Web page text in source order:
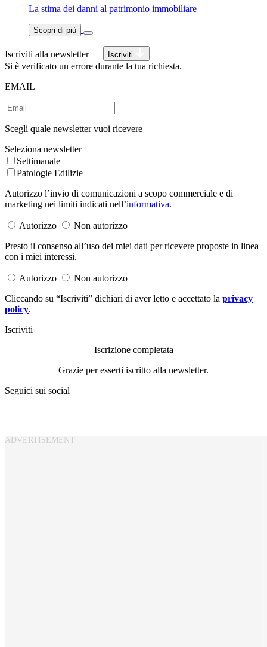
La stima dei danni al patrimonio immobiliare
Scopri di più
Iscriviti alla newsletter Iscriviti
Si è verificato un errore durante la tua richiesta.
EMAIL
Scegli quale newsletter vuoi ricevere
Seleziona newsletter
Settimanale
Patologie Edilizie
Autorizzo l’invio di comunicazioni a scopo commerciale e di
marketing nei limiti indicati nell’informativa.
Autorizzo
Non autorizzo
Presto il consenso all’uso dei miei dati per ricevere proposte in linea
con i miei interessi.
Autorizzo
Non autorizzo
Cliccando su “Iscriviti” dichiari di aver letto e accettato la privacy
policy.
Iscriviti
Iscrizione completata
Grazie per esserti iscritto alla newsletter.
Seguici sui social